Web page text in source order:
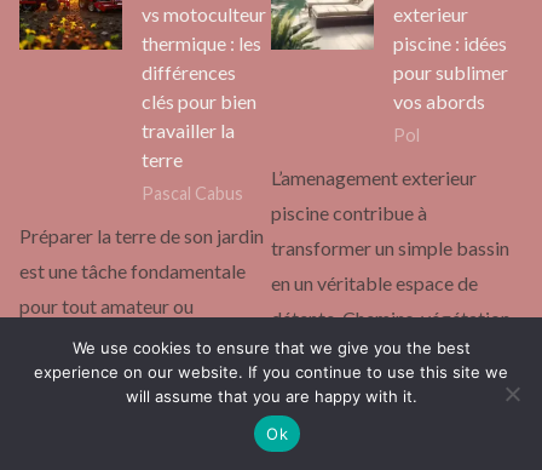
vs motoculteur
thermique : les
différences
clés pour bien
travailler la
terre
Pascal Cabus
Préparer la terre de son jardin
est une tâche fondamentale
pour tout amateur ou
professionnel de l’agriculture.
Pourtant, le choix…
exterieur
piscine : idées
pour sublimer
vos abords
Pol
L’amenagement exterieur
piscine contribue à
transformer un simple bassin
en un véritable espace de
détente. Chemins, végétation
ou mobilier, chaque…
Continuer la lecture
We use cookies to ensure that we give you the best
experience on our website. If you continue to use this site we
will assume that you are happy with it.
Ok